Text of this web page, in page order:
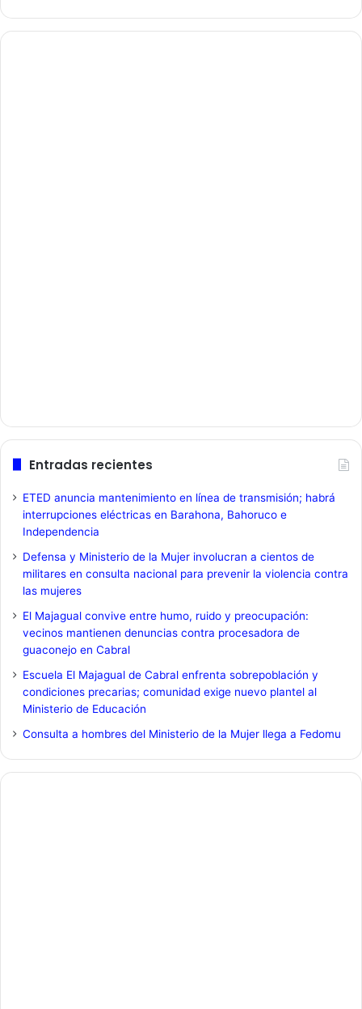
Entradas recientes
ETED anuncia mantenimiento en línea de transmisión; habrá
interrupciones eléctricas en Barahona, Bahoruco e
Independencia
Defensa y Ministerio de la Mujer involucran a cientos de
militares en consulta nacional para prevenir la violencia contra
las mujeres
El Majagual convive entre humo, ruido y preocupación:
vecinos mantienen denuncias contra procesadora de
guaconejo en Cabral
Escuela El Majagual de Cabral enfrenta sobrepoblación y
condiciones precarias; comunidad exige nuevo plantel al
Ministerio de Educación
Consulta a hombres del Ministerio de la Mujer llega a Fedomu